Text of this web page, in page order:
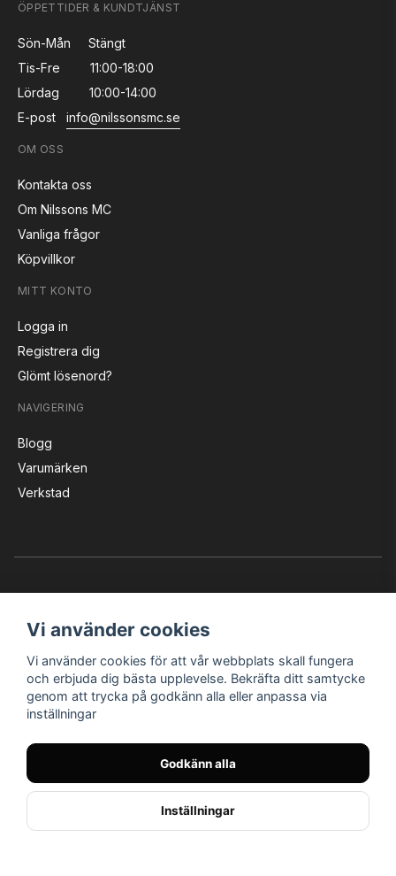
ÖPPETTIDER & KUNDTJÄNST
Sön-Mån
Stängt
Tis-Fre
11:00-18:00
Lördag
10:00-14:00
E-post
info@nilssonsmc.se
OM OSS
Kontakta oss
Om Nilssons MC
Vanliga frågor
Köpvillkor
MITT KONTO
Logga in
Registrera dig
Glömt lösenord?
NAVIGERING
Blogg
Varumärken
Verkstad
© Nilssons MC - Allt för dig & din MC
Instagram Facebook YouTube
Vi använder cookies
Vi använder cookies för att vår webbplats skall fungera
och erbjuda dig bästa upplevelse. Bekräfta ditt samtycke
genom att trycka på godkänn alla eller anpassa via
inställningar
Godkänn alla
Inställningar